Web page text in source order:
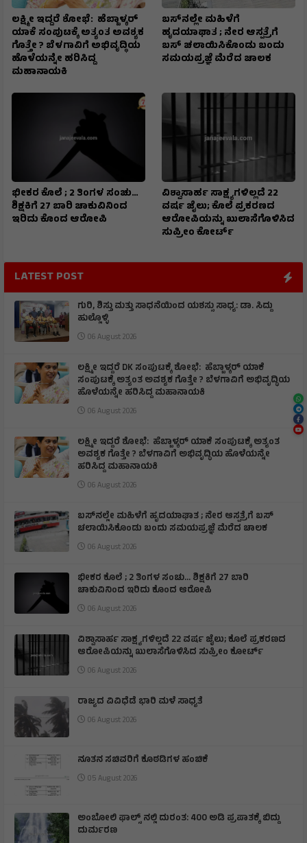
ಲಕ್ಷ್ಮೀ ಇದ್ದರೆ ಶೋಭೆ: ಹೆಬ್ಬಾಳ್ಕರ್
ಯಾಕೆ ಸಂಪುಟಕ್ಕೆ ಅತ್ಯಂತ ಅವಶ್ಯಕ
ಗೊತ್ತೇ ? ಬೆಳಗಾವಿಗೆ ಅಭಿವೃದ್ಧಿಯ
ಹೊಳೆಯನ್ನೇ ಹರಿಸಿದ್ದ
ಮಹಾನಾಯಕಿ
ಬಸ್‌ನಲ್ಲೇ ಮಹಿಳೆಗೆ
ಹೃದಯಾಘಾತ ; ನೇರ ಆಸ್ಪತ್ರೆಗೆ
ಬಸ್‌ ಚಲಾಯಿಸಿಕೊಂಡು ಬಂದು
ಸಮಯಪ್ರಜ್ಞೆ ಮೆರೆದ ಚಾಲಕ
ಭೀಕರ ಕೊಲೆ ; 2 ತಿಂಗಳ ಸಂಚು…
ಶಿಕ್ಷಕಿಗೆ 27 ಬಾರಿ ಚಾಕುವಿನಿಂದ
ಇರಿದು ಕೊಂದ ಆರೋಪಿ
ವಿಶ್ವಾಸಾರ್ಹ ಸಾಕ್ಷ್ಯಗಳಿಲ್ಲದೆ 22
ವರ್ಷ ಜೈಲು; ಕೊಲೆ ಪ್ರಕರಣದ
ಆರೋಪಿಯನ್ನು ಖುಲಾಸೆಗೊಳಿಸಿದ
ಸುಪ್ರೀಂ ಕೋರ್ಟ್
LATEST POST
ಗುರಿ, ಶಿಸ್ತು ಮತ್ತು ಸಾಧನೆಯಿಂದ ಯಶಸ್ಸು ಸಾಧ್ಯ: ಡಾ. ಸಿದ್ದು
ಹುಲ್ಲೊಳ್ಳಿ
06 August 2026
ಲಕ್ಷ್ಮೀ ಇದ್ದರೆ DK ಸಂಪುಟಕ್ಕೆ ಶೋಭೆ: ಹೆಬ್ಬಾಳ್ಕರ್ ಯಾಕೆ
ಸಂಪುಟಕ್ಕೆ ಅತ್ಯಂತ ಅವಶ್ಯಕ ಗೊತ್ತೇ ? ಬೆಳಗಾವಿಗೆ ಅಭಿವೃದ್ಧಿಯ
ಹೊಳೆಯನ್ನೇ ಹರಿಸಿದ್ದ ಮಹಾನಾಯಕಿ
06 August 2026
ಲಕ್ಷ್ಮೀ ಇದ್ದರೆ ಶೋಭೆ: ಹೆಬ್ಬಾಳ್ಕರ್ ಯಾಕೆ ಸಂಪುಟಕ್ಕೆ ಅತ್ಯಂತ
ಅವಶ್ಯಕ ಗೊತ್ತೇ ? ಬೆಳಗಾವಿಗೆ ಅಭಿವೃದ್ಧಿಯ ಹೊಳೆಯನ್ನೇ
ಹರಿಸಿದ್ದ ಮಹಾನಾಯಕಿ
06 August 2026
ಬಸ್‌ನಲ್ಲೇ ಮಹಿಳೆಗೆ ಹೃದಯಾಘಾತ ; ನೇರ ಆಸ್ಪತ್ರೆಗೆ ಬಸ್‌
ಚಲಾಯಿಸಿಕೊಂಡು ಬಂದು ಸಮಯಪ್ರಜ್ಞೆ ಮೆರೆದ ಚಾಲಕ
06 August 2026
ಭೀಕರ ಕೊಲೆ ; 2 ತಿಂಗಳ ಸಂಚು… ಶಿಕ್ಷಕಿಗೆ 27 ಬಾರಿ
ಚಾಕುವಿನಿಂದ ಇರಿದು ಕೊಂದ ಆರೋಪಿ
06 August 2026
ವಿಶ್ವಾಸಾರ್ಹ ಸಾಕ್ಷ್ಯಗಳಿಲ್ಲದೆ 22 ವರ್ಷ ಜೈಲು; ಕೊಲೆ ಪ್ರಕರಣದ
ಆರೋಪಿಯನ್ನು ಖುಲಾಸೆಗೊಳಿಸಿದ ಸುಪ್ರೀಂ ಕೋರ್ಟ್
06 August 2026
ರಾಜ್ಯದ ವಿವಿಧೆಡೆ ಭಾರಿ ಮಳೆ ಸಾಧ್ಯತೆ
06 August 2026
ನೂತನ ಸಚಿವರಿಗೆ ಕೊಠಡಿಗಳ ಹಂಚಿಕೆ
05 August 2026
ಅಂಬೋಲಿ ಫಾಲ್ಸ್ ನಲ್ಲಿ ದುರಂತ: 400 ಅಡಿ ಪ್ರಪಾತಕ್ಕೆ ಬಿದ್ದು
ದುರ್ಮರಣ